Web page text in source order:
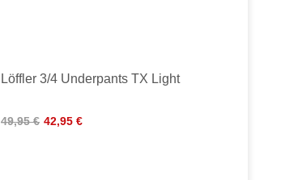
Löffler 3/4 Underpants TX Light
49,95 € 42,95 €